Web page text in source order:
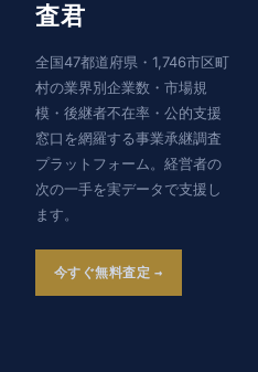
査君
全国47都道府県・1,746市区町
村の業界別企業数・市場規
模・後継者不在率・公的支援
窓口を網羅する事業承継調査
プラットフォーム。経営者の
次の一手を実データで支援し
ます。
今すぐ無料査定